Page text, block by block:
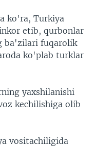
ko'ra, Turkiya
etib, qurbonlar
ba'zilari fuqarolik
ko'plab turklar
yaxshilanishi
kechilishiga olib
vositachiligida